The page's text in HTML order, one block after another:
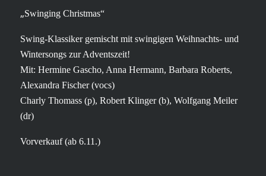
„Swinging Christmas“
Swing-Klassiker gemischt mit swingigen Weihnachts- und
Wintersongs zur Adventszeit!
Mit: Hermine Gascho, Anna Hermann, Barbara Roberts,
Alexandra Fischer (vocs)
Charly Thomass (p), Robert Klinger (b), Wolfgang Meiler
(dr)
Vorverkauf (ab 6.11.)